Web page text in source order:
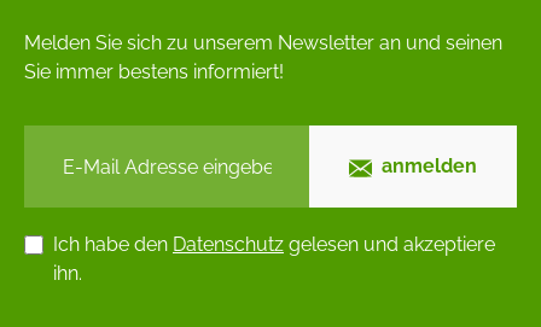
Melden Sie sich zu unserem Newsletter an und seinen
Sie immer bestens informiert!
anmelden
Ich habe den Datenschutz gelesen und akzeptiere
ihn.